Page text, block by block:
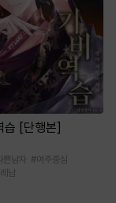
습 [단행본]
쁜남자 #여주중심
남